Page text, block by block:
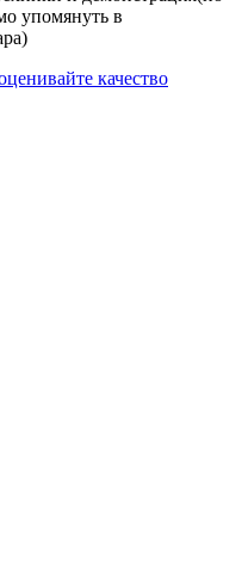
упомянуть в